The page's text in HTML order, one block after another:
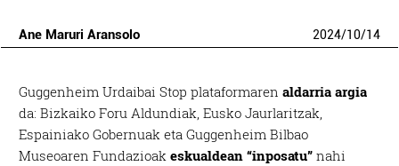
Ane Maruri Aransolo 2024/10/14
Guggenheim Urdaibai Stop plataformarenaldarria argia
da: Bizkaiko Foru Aldundiak, Eusko Jaurlaritzak,
Espainiako Gobernuak eta Guggenheim Bilbao
Museoaren Fundazioak eskualdean “inposatu” nahi